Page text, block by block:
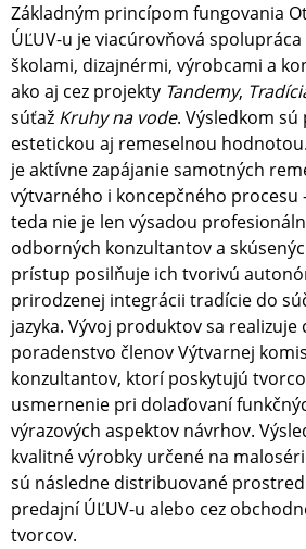
Základným princípom fungovania
ÚĽUV-u je viacúrovňová
školami, dizajnérmi, výrobcami a
ako aj cez projekty Tandemy,
súťaž Kruhy na vode. Výsledkom
estetickou aj remeselnou
je aktívne zapájanie samotných
výtvarného i koncepčného procesu
teda nie je len výsadou
odborných konzultantov a
prístup posilňuje ich tvorivú
prirodzenej integrácii tradície do
jazyka. Vývoj produktov sa realizuje
poradenstvo členov Výtvarnej
konzultantov, ktorí poskytujú
usmernenie pri dolaďovaní
výrazových aspektov návrhov.
kvalitné výrobky určené na
sú následne distribuované
predajní ÚĽUV-u alebo cez
tvorcov.